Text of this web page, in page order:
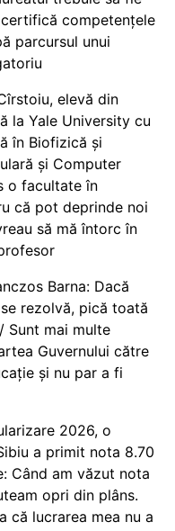
competențele
parcursul unui
elevă din
la Yale University cu
în Biofizică și
și Computer
o facultate în
că pot deprinde noi
să mă întorc în
Barna: Dacă
rezolvă, pică toată
Sunt mai multe
Guvernului către
și nu par a fi
2026, o
a primit nota 8.70
Când am văzut nota
opri din plâns.
că lucrarea mea nu a